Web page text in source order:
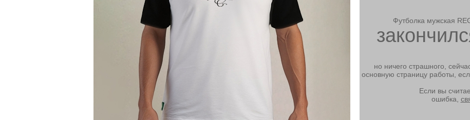
Футболка мужская
но ничего страшного,
основную страницу работы,
Если вы
ошибка,